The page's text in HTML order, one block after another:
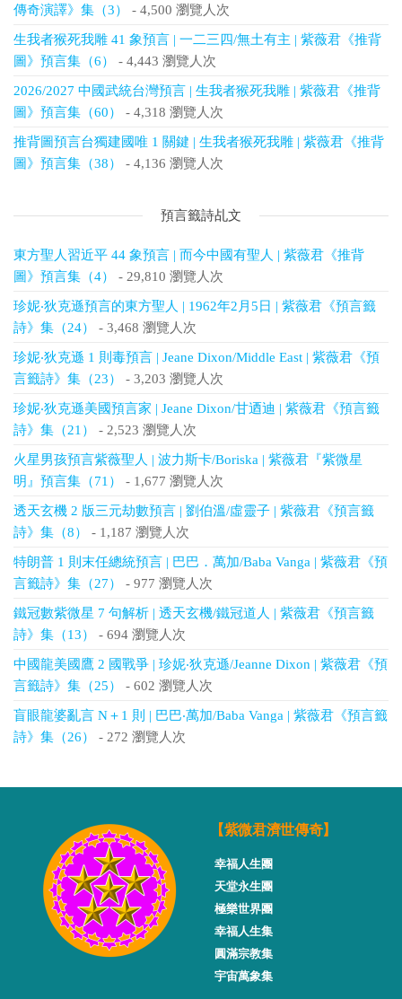
傳奇演譯》集（3）
- 4,500 瀏覽人次
生我者猴死我雕 41 象預言 | 一二三四/無土有主 | 紫薇君《推背
圖》預言集（6）
- 4,443 瀏覽人次
2026/2027 中國武統台灣預言 | 生我者猴死我雕 | 紫薇君《推背
圖》預言集（60）
- 4,318 瀏覽人次
推背圖預言台獨建國唯 1 關鍵 | 生我者猴死我雕 | 紫薇君《推背
圖》預言集（38）
- 4,136 瀏覽人次
預言籤詩乩文
東方聖人習近平 44 象預言 | 而今中國有聖人 | 紫薇君《推背
圖》預言集（4）
- 29,810 瀏覽人次
珍妮‧狄克遜預言的東方聖人 | 1962年2月5日 | 紫薇君《預言籤
詩》集（24）
- 3,468 瀏覽人次
珍妮‧狄克遜 1 則毒預言 | Jeane Dixon/Middle East | 紫薇君《預
言籤詩》集（23）
- 3,203 瀏覽人次
珍妮‧狄克遜美國預言家 | Jeane Dixon/甘迺迪 | 紫薇君《預言籤
詩》集（21）
- 2,523 瀏覽人次
火星男孩預言紫薇聖人 | 波力斯卡/Boriska | 紫薇君『紫微星
明』預言集（71）
- 1,677 瀏覽人次
透天玄機 2 版三元劫數預言 | 劉伯溫/虛靈子 | 紫薇君《預言籤
詩》集（8）
- 1,187 瀏覽人次
特朗普 1 則末任總統預言 | 巴巴．萬加/Baba Vanga | 紫薇君《預
言籤詩》集（27）
- 977 瀏覽人次
鐵冠數紫微星 7 句解析 | 透天玄機/鐵冠道人 | 紫薇君《預言籤
詩》集（13）
- 694 瀏覽人次
中國龍美國鷹 2 國戰爭 | 珍妮‧狄克遜/Jeanne Dixon | 紫薇君《預
言籤詩》集（25）
- 602 瀏覽人次
盲眼龍婆亂言 N＋1 則 | 巴巴‧萬加/Baba Vanga | 紫薇君《預言籤
詩》集（26）
- 272 瀏覽人次
【紫微君濟世傳奇】
幸福人生團
天堂永生團
極樂世界團
幸福人生集
圓滿宗教集
宇宙萬象集